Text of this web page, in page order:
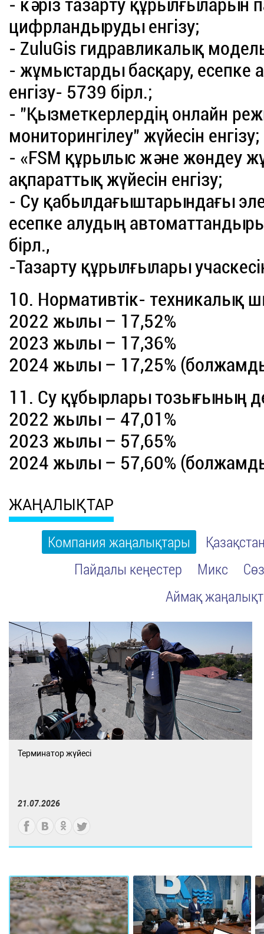
- кәріз тазарту құрылғыларын
цифрландыруды енгізу;
- ZuluGis гидравликалық
- жұмыстарды басқару, есепке
енгізу- 5739 бірл.;
- "Қызметкерлердің онлайн
мониторингілеу" жүйесін енгізу;
- «FSM құрылыс және жөндеу
ақпараттық жүйесін енгізу;
- Су қабылдағыштарындағы
есепке алудың
бірл.,
-Тазарту құрылғылары
10. Нормативтік- техникалық
2022 жылы – 17,52%
2023 жылы – 17,36%
2024 жылы – 17,25%
11. Су құбырлары тозығының
2022 жылы – 47,01%
2023 жылы – 57,65%
2024 жылы – 57,60%
ЖАҢАЛЫҚТАР
Компания жаңалықтары
Пайдалы кеңестер
Микс
Аймақ
Терминатор жүйесі
21.07.2026